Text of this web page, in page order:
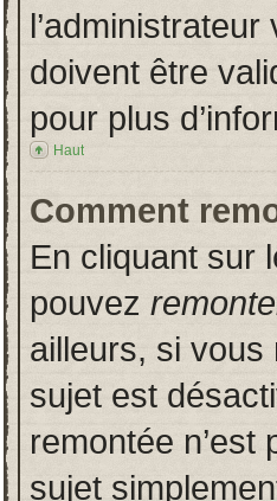
doivent être
pour plus
Haut
Comment
En cliquant sur
pouvez
ailleurs, si vous
sujet est
remontée
sujet